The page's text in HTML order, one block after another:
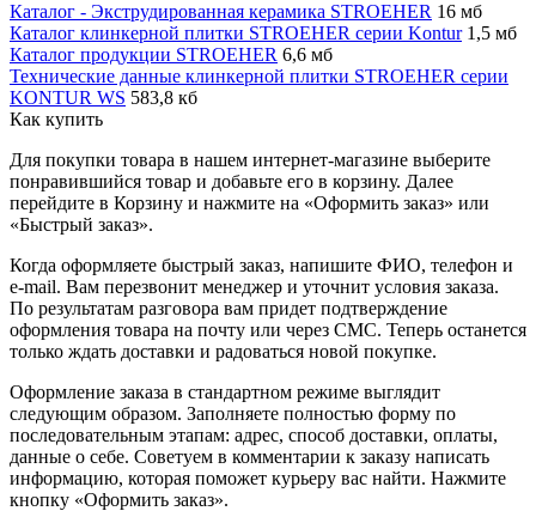
Каталог - Экструдированная керамика STROEHER 16 мб
Каталог клинкерной плитки STROEHER серии Kontur 1,5 мб
Каталог продукции STROEHER 6,6 мб
Технические данные клинкерной плитки STROEHER серии
KONTUR WS 583,8 кб
Как купить
Для покупки товара в нашем интернет-магазине выберите
понравившийся товар и добавьте его в корзину. Далее
перейдите в Корзину и нажмите на «Оформить заказ» или
«Быстрый заказ».
Когда оформляете быстрый заказ, напишите ФИО, телефон и
e-mail. Вам перезвонит менеджер и уточнит условия заказа.
По результатам разговора вам придет подтверждение
оформления товара на почту или через СМС. Теперь останется
только ждать доставки и радоваться новой покупке.
Оформление заказа в стандартном режиме выглядит
следующим образом. Заполняете полностью форму по
последовательным этапам: адрес, способ доставки, оплаты,
данные о себе. Советуем в комментарии к заказу написать
информацию, которая поможет курьеру вас найти. Нажмите
кнопку «Оформить заказ».